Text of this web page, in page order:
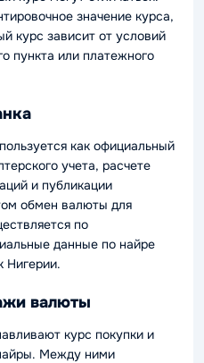
значение курса,
курс зависит от условий
пункта или платежного
как официальный
учета, расчете
и публикации
обмен валюты для
по
данные по найре
Нигерии.
валюты
курс покупки и
Между ними